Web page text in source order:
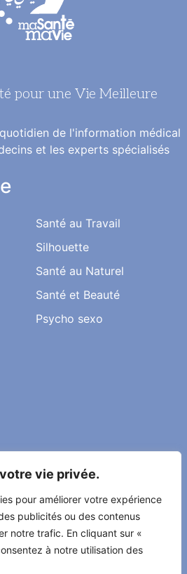
vie privée.
pour améliorer votre expérience
publicités ou des contenus
notre trafic. En cliquant sur «
à notre utilisation des
pour une Vie Meilleure
de l'information médical
et les experts spécialisés
Santé au Travail
Silhouette
Santé au Naturel
Santé et Beauté
Psycho sexo